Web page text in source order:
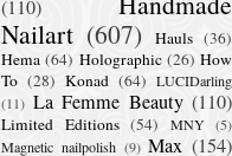
(110)
Nailart (607) Hauls (36)
Hema (64) Holographic (26) How
To (28) Konad (64) LUCIDarling
(11) La Femme Beauty (110)
Limited Editions (54) MNY (5)
Magnetic nailpolish (9) Max (154)